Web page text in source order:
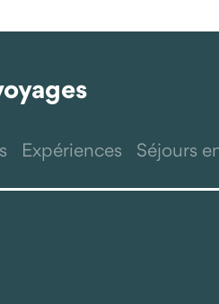
Expériences Séjours